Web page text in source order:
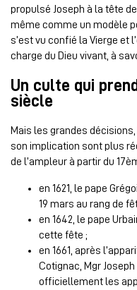
propulsé Joseph à la tête
même comme un modèle
s’est vu confié la Vierge et
charge du Dieu vivant, à
Un culte qui
siècle
Mais les grandes
son implication sont plus
de l’ampleur à partir du
en 1621, le pape
19 mars au rang de
en 1642, le pape
cette fête ;
en 1661, après
Cotignac, Mgr
officiellement les